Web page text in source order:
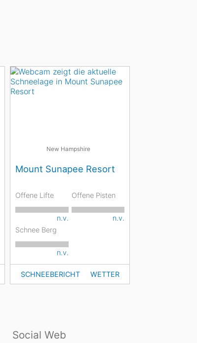
New Hampshire
Mount Sunapee Resort
Offene Lifte
n.v.
Offene Pisten
n.v.
Schnee Berg
n.v.
SCHNEEBERICHT WETTER
Social Web